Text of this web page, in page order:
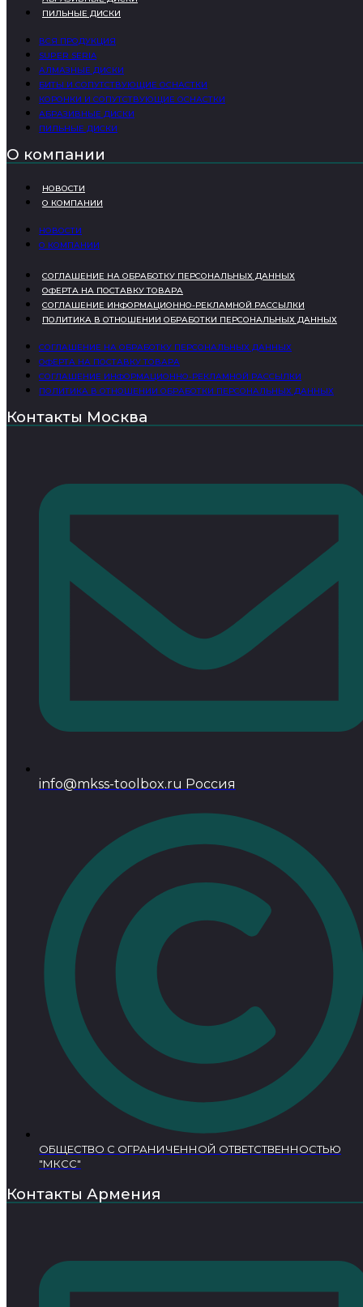
ПИЛЬНЫЕ ДИСКИ
ВСЯ ПРОДУКЦИЯ
SUPER SERIA
АЛМАЗНЫЕ ДИСКИ
БИТЫ И СОПУТСТВУЮЩИЕ ОСНАСТКИ
КОРОНКИ И СОПУТСТВУЮЩИЕ ОСНАСТКИ
АБРАЗИВНЫЕ ДИСКИ
ПИЛЬНЫЕ ДИСКИ
О компании
НОВОСТИ
О КОМПАНИИ
НОВОСТИ
О КОМПАНИИ
СОГЛАШЕНИЕ НА ОБРАБОТКУ ПЕРСОНАЛЬНЫХ ДАННЫХ
ОФЕРТА НА ПОСТАВКУ ТОВАРА
СОГЛАШЕНИЕ ИНФОРМАЦИОННО-РЕКЛАМНОЙ РАССЫЛКИ
ПОЛИТИКА В ОТНОШЕНИИ ОБРАБОТКИ ПЕРСОНАЛЬНЫХ ДАННЫХ
СОГЛАШЕНИЕ НА ОБРАБОТКУ ПЕРСОНАЛЬНЫХ ДАННЫХ
ОФЕРТА НА ПОСТАВКУ ТОВАРА
СОГЛАШЕНИЕ ИНФОРМАЦИОННО-РЕКЛАМНОЙ РАССЫЛКИ
ПОЛИТИКА В ОТНОШЕНИИ ОБРАБОТКИ ПЕРСОНАЛЬНЫХ ДАННЫХ
Контакты Москва
info@mkss-toolbox.ru Россия
ОБЩЕСТВО С ОГРАНИЧЕННОЙ ОТВЕТСТВЕННОСТЬЮ
"МКСС"
Контакты Армения